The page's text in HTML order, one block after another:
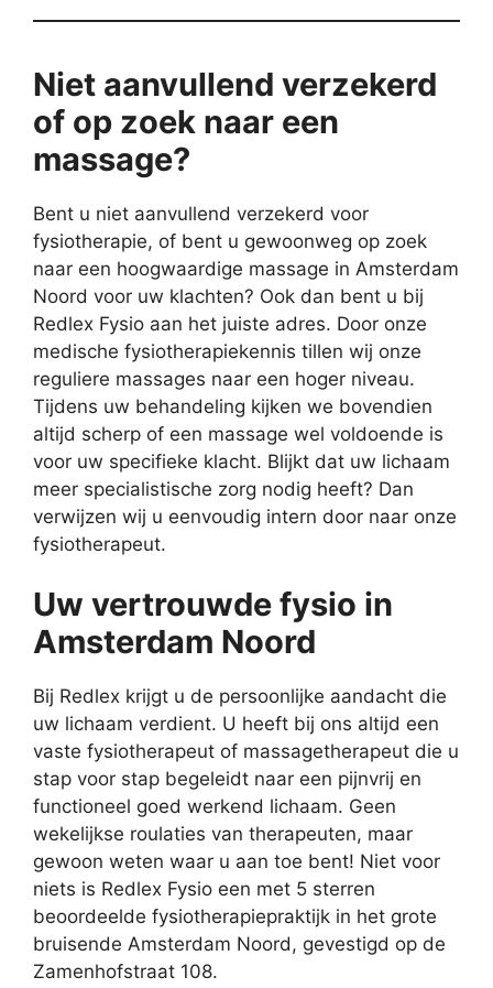
Niet aanvullend verzekerd
of op zoek naar een
massage?
Bent u niet aanvullend verzekerd voor
fysiotherapie, of bent u gewoonweg op zoek
naar een hoogwaardige massage in Amsterdam
Noord voor uw klachten? Ook dan bent u bij
Redlex Fysio aan het juiste adres. Door onze
medische fysiotherapiekennis tillen wij onze
reguliere massages naar een hoger niveau.
Tijdens uw behandeling kijken we bovendien
altijd scherp of een massage wel voldoende is
voor uw specifieke klacht. Blijkt dat uw lichaam
meer specialistische zorg nodig heeft? Dan
verwijzen wij u eenvoudig intern door naar onze
fysiotherapeut.
Uw vertrouwde fysio in
Amsterdam Noord
Bij Redlex krijgt u de persoonlijke aandacht die
uw lichaam verdient. U heeft bij ons altijd een
vaste fysiotherapeut of massagetherapeut die u
stap voor stap begeleidt naar een pijnvrij en
functioneel goed werkend lichaam. Geen
wekelijkse roulaties van therapeuten, maar
gewoon weten waar u aan toe bent! Niet voor
niets is Redlex Fysio een met 5 sterren
beoordeelde fysiotherapiepraktijk in het grote
bruisende Amsterdam Noord, gevestigd op de
Zamenhofstraat 108.